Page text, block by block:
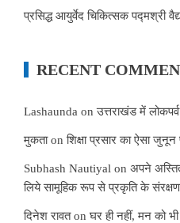
प्रसिद्ध आयुर्वेद चिकित्सक पद्मश्री
RECENT
Lashaunda onउत्तराखंड में
मुकताonशिक्षा प्रसार का ऐसा
Subhash Nautiyal on अपने
लिये सामूहिक रूप से प्रकृति के संरक्षण
दिनेश रावतonघर ही नहीं, मन को भी